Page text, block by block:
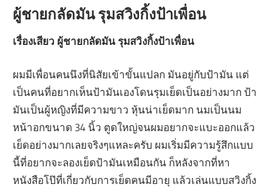
ผู้ชายกลัดมัน รุมสวิงกิ้งป้าเพื่อน
เรื่องเสียว ผู้ชายกลัดมัน รุมสวิงกิ้งป้าเพื่อน
ผมมีเพื่อนคนนึงที่นิสัยเข้าขั้นแปลก มันอยู่กับป้ามัน แต่
เป็นคนที่อยากเห็นป้ามันเองโดนรุมเย็ดเป็นอย่างมาก ป้า
มันเป็นผู้หญิงที่มีความขาว หุ้นน่าเย็ดมาก นมเป็นนม
หน้าอกขนาด 34 นิ้ว ตูดใหญ่จนผมอยากจะแบะออกแล้ว
เย็ดอย่างมากเลยจริงๆแหละครับ ผมเริ่มมีความรู้สึกแบบ
นี้ที่อยากจะลองเย็ดป้ามันเหมือนกัน ก็หลังจากที่หา
หนังสือโป๊ที่เกี่ยวกับการเย็ดคนมีอายุ แล้วเล่นแบบสวิงกิ้ง